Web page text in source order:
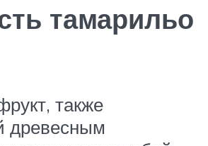
тамарильо
также
древесным